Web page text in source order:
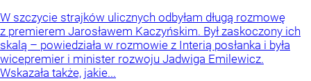
W szczycie strajków ulicznych odbyłam długą rozmowę
z premierem Jarosławem Kaczyńskim. Był zaskoczony ich
skalą – powiedziała w rozmowie z Interią posłanka i była
wicepremier i minister rozwoju Jadwiga Emilewicz.
Wskazała także, jakie...